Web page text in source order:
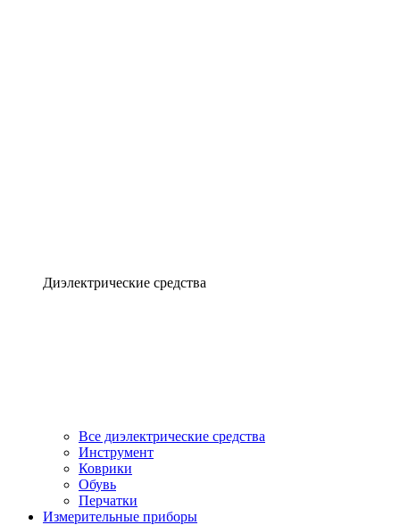
Диэлектрические средства
Все диэлектрические средства
Инструмент
Коврики
Обувь
Перчатки
Измерительные приборы